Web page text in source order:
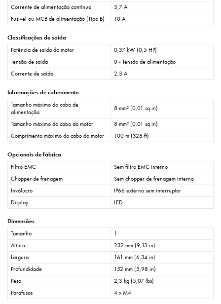
Corrente de alimentação contínua
3,7 A
Fusível ou MCB de alimentação (Tipo B)
10 A
Classificações de saída
Potência de saída do motor
0,37 kW (0,5 HP)
Tensão de saída
0 - Tensão de alimentação
Corrente de saída
2,3 A
Informações de cabeamento
Tamanho máximo do cabo de
alimentação
8 mm² (0,01 sq in)
Tamanho máximo do cabo do motor
8 mm² (0,01 sq in)
Comprimento máximo do cabo do motor
100 m (328 ft)
Opcionais de fábrica
Filtro EMC
Sem filtro EMC interno
Chopper de frenagem
Sem chopper de frenagem interno
Invólucro
IP66 externo sem interruptor
Display
LED
Dimensões
Tamanho
1
Altura
232 mm (9,13 in)
Largura
161 mm (6,34 in)
Profundidade
152 mm (5,98 in)
Peso
2,3 kg (5,07 lbs)
Parafusos
4 x M4